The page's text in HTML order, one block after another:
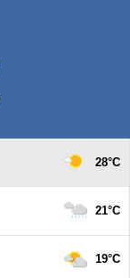
28°C
21°C
19°C